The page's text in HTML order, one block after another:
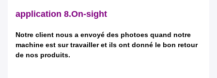
application 8.On-sight
Notre client nous a envoyé des photoes quand notre
machine est sur travailler et ils ont donné le bon retour
de nos produits.